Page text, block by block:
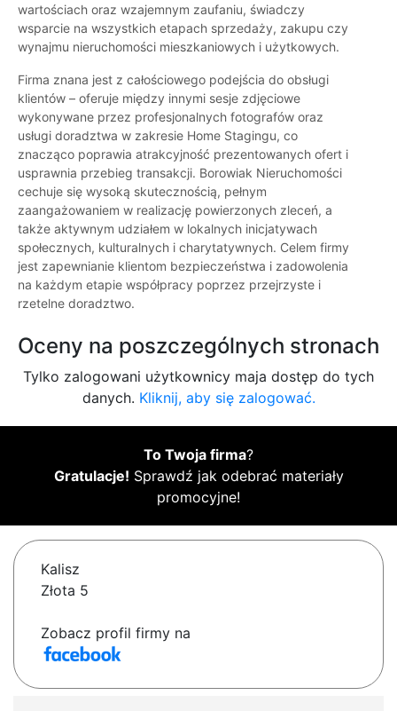
wartościach oraz wzajemnym zaufaniu, świadczy
wsparcie na wszystkich etapach sprzedaży, zakupu czy
wynajmu nieruchomości mieszkaniowych i użytkowych.
Firma znana jest z całościowego podejścia do obsługi
klientów – oferuje między innymi sesje zdjęciowe
wykonywane przez profesjonalnych fotografów oraz
usługi doradztwa w zakresie Home Stagingu, co
znacząco poprawia atrakcyjność prezentowanych ofert i
usprawnia przebieg transakcji. Borowiak Nieruchomości
cechuje się wysoką skutecznością, pełnym
zaangażowaniem w realizację powierzonych zleceń, a
także aktywnym udziałem w lokalnych inicjatywach
społecznych, kulturalnych i charytatywnych. Celem firmy
jest zapewnianie klientom bezpieczeństwa i zadowolenia
na każdym etapie współpracy poprzez przejrzyste i
rzetelne doradztwo.
Oceny na poszczególnych stronach
Tylko zalogowani użytkownicy maja dostęp do tych
danych. Kliknij, aby się zalogować.
To Twoja firma?
Gratulacje! Sprawdź jak odebrać materiały
promocyjne!
Kalisz
Złota 5
Zobacz profil firmy na